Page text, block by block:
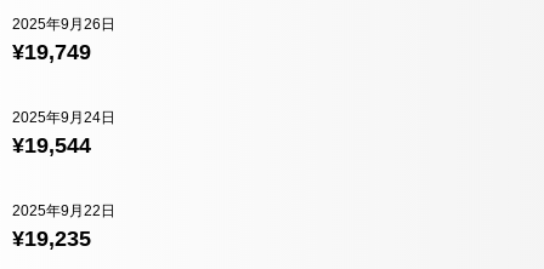
¥19,749
2025年9月26日
¥19,544
2025年9月24日
¥19,235
2025年9月22日